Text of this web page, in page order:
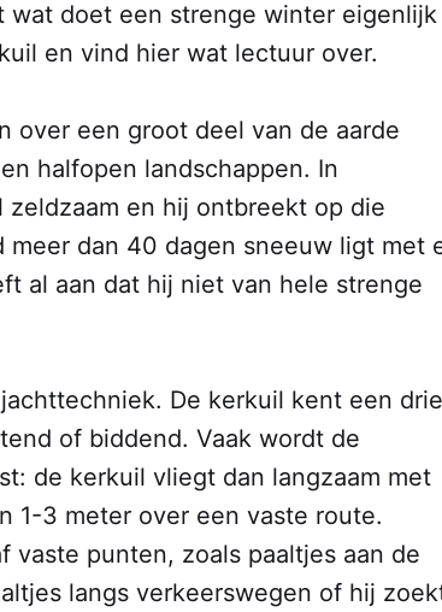
doet een strenge winter eigenlijk
en vind hier wat lectuur over.
over een groot deel van de aarde
halfopen landschappen. In
en hij ontbreekt op die
meer dan 40 dagen sneeuw ligt met
al aan dat hij niet van hele strenge
De kerkuil kent een
of biddend. Vaak wordt de
de kerkuil vliegt dan langzaam met
1-3 meter over een vaste route.
vaste punten, zoals paaltjes aan de
langs verkeerswegen of hij